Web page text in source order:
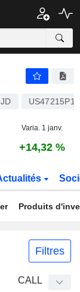
JD
Varia. 1 janv.
+14,32 %
Produits
Filtres
CALL